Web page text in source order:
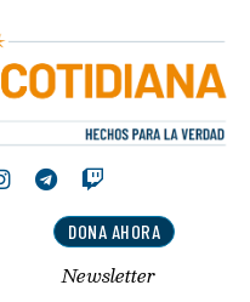
DONA AHORA
Newsletter